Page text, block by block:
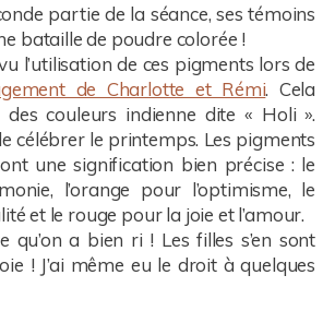
partie de la séance, ses témoins
bataille de poudre colorée !
l’utilisation de ces pigments lors de
de Charlotte et Rémi. Cela
couleurs indienne dite « Holi ».
célébrer le printemps. Les pigments
une signification bien précise : le
l’orange pour l’optimisme, le
et le rouge pour la joie et l’amour.
qu’on a bien ri ! Les filles s’en sont
! J’ai même eu le droit à quelques